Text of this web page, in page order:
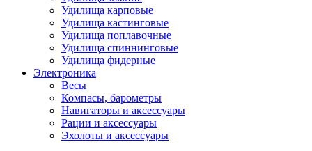
Удилища карповые
Удилища кастинговые
Удилища поплавочные
Удилища спиннинговые
Удилища фидерные
Электроника
Весы
Компасы, барометры
Навигаторы и аксессуары
Рации и аксессуары
Эхолоты и аксессуары